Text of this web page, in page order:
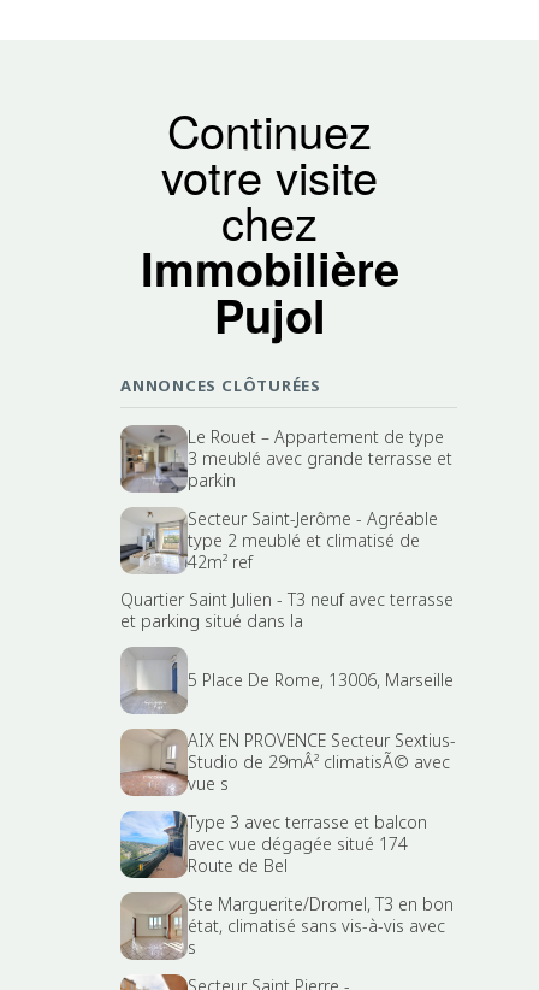
Continuez
votre visite
chez
Immobilière
Pujol
ANNONCES CLÔTURÉES
Le Rouet – Appartement de type
3 meublé avec grande terrasse et
parkin
Secteur Saint-Jerôme - Agréable
type 2 meublé et climatisé de
42m² ref
Quartier Saint Julien - T3 neuf avec terrasse
et parking situé dans la
5 Place De Rome, 13006, Marseille
AIX EN PROVENCE Secteur Sextius-
Studio de 29mÂ² climatisÃ© avec
vue s
Type 3 avec terrasse et balcon
avec vue dégagée situé 174
Route de Bel
Ste Marguerite/Dromel, T3 en bon
état, climatisé sans vis-à-vis avec
s